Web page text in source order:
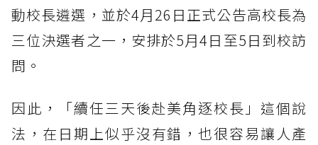
動校長遴選，並於4月26日正式公告高校長為
三位決選者之一，安排於5月4日至5日到校訪
問。
因此，「續任三天後赴美角逐校長」這個說
法，在日期上似乎沒有錯，也很容易讓人產